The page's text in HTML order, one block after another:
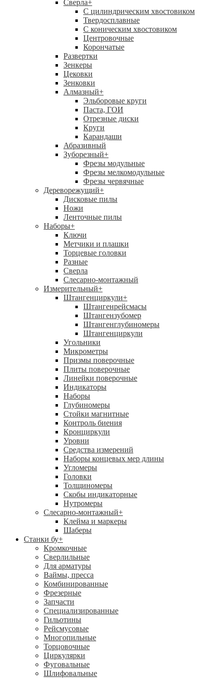
Сверла+
С цилиндрическим хвостовиком
Твердосплавные
С коническим хвостовиком
Центровочные
Корончатые
Развертки
Зенкеры
Цековки
Зенковки
Алмазный+
Эльборовые круги
Паста, ГОИ
Отрезные диски
Круги
Карандаши
Абразивный
Зуборезный+
Фрезы модульные
Фрезы мелкомодульные
Фрезы червячные
Дереворежущий+
Дисковые пилы
Ножи
Ленточные пилы
Наборы+
Ключи
Метчики и плашки
Торцевые головки
Разные
Сверла
Слесарно-монтажный
Измерительный+
Штангенциркули+
Штангенрейсмасы
Штангензубомер
Штангенглубиномеры
Штангенциркули
Угольники
Микрометры
Призмы поверочные
Плиты поверочные
Линейки поверочные
Индикаторы
Наборы
Глубиномеры
Стойки магнитные
Контроль биения
Кронциркули
Уровни
Средства измерений
Наборы концевых мер длины
Угломеры
Головки
Толщиномеры
Скобы индикаторные
Нутромеры
Слесарно-монтажный+
Клейма и маркеры
Шаберы
Станки бу+
Кромкочные
Сверлильные
Для арматуры
Ваймы, пресса
Комбинированные
Фрезерные
Запчасти
Специализированные
Гильотины
Рейсмусовые
Многопильные
Торцовочные
Циркулярки
Фуговальные
Шлифовальные